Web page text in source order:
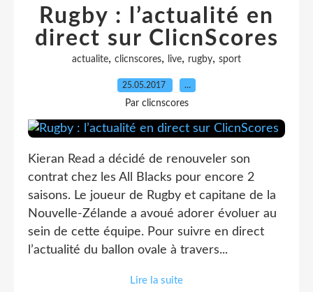
Rugby : l’actualité en
direct sur ClicnScores
actualite, clicnscores, live, rugby, sport
25.05.2017 …
Par clicnscores
Kieran Read a décidé de renouveler son
contrat chez les All Blacks pour encore 2
saisons. Le joueur de Rugby et capitane de la
Nouvelle-Zélande a avoué adorer évoluer au
sein de cette équipe. Pour suivre en direct
l’actualité du ballon ovale à travers...
Lire la suite